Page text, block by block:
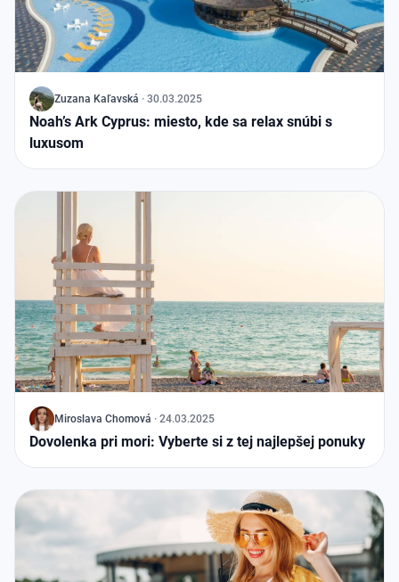
J Zuzana Kaľavská · 30.03.2025
Noah’s Ark Cyprus: miesto, kde sa relax snúbi s
luxusom
J Miroslava Chomová · 24.03.2025
Dovolenka pri mori: Vyberte si z tej najlepšej ponuky